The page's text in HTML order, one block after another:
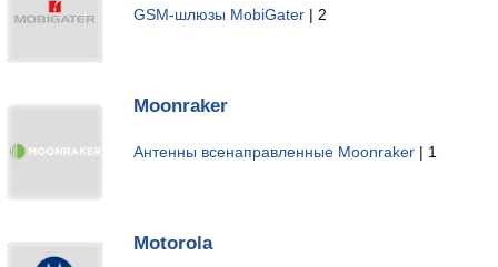
GSM-шлюзы MobiGater | 2
Moonraker
Антенны всенаправленные Moonraker | 1
Motorola